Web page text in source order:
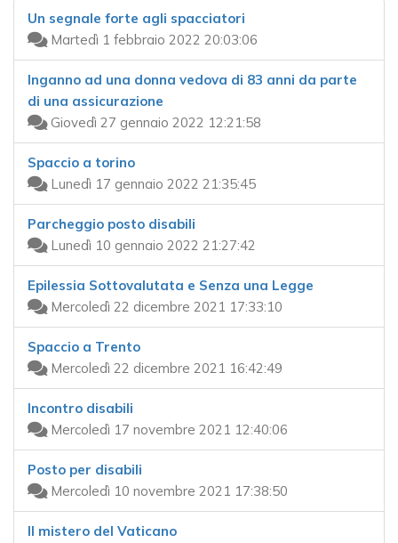
Un segnale forte agli spacciatori
Martedì 1 febbraio 2022 20:03:06
Inganno ad una donna vedova di 83 anni da parte
di una assicurazione
Giovedì 27 gennaio 2022 12:21:58
Spaccio a torino
Lunedì 17 gennaio 2022 21:35:45
Parcheggio posto disabili
Lunedì 10 gennaio 2022 21:27:42
Epilessia Sottovalutata e Senza una Legge
Mercoledì 22 dicembre 2021 17:33:10
Spaccio a Trento
Mercoledì 22 dicembre 2021 16:42:49
Incontro disabili
Mercoledì 17 novembre 2021 12:40:06
Posto per disabili
Mercoledì 10 novembre 2021 17:38:50
Il mistero del Vaticano